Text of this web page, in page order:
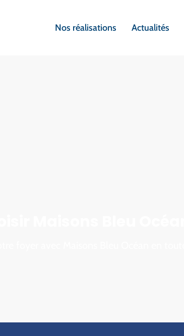
Nos réalisations Actualités